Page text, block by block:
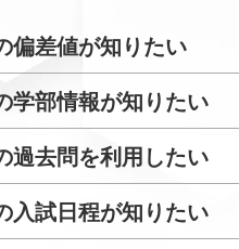
偏差値が知りたい
学部情報が知りたい
過去問を利用したい
入試日程が知りたい